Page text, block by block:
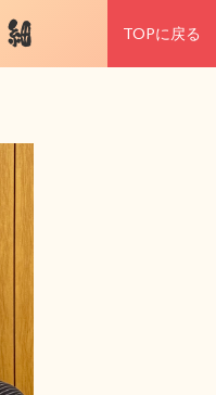
TOPに戻る